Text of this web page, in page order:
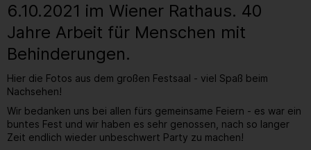
6.10.2021 im Wiener Rathaus. 40
Jahre Arbeit für Menschen mit
Behinderungen.
Hier die Fotos aus dem großen Festsaal - viel Spaß beim
Nachsehen!
Wir bedanken uns bei allen fürs gemeinsame Feiern - es war ein
buntes Fest und wir haben es sehr genossen, nach so langer
Zeit endlich wieder unbeschwert Party zu machen!